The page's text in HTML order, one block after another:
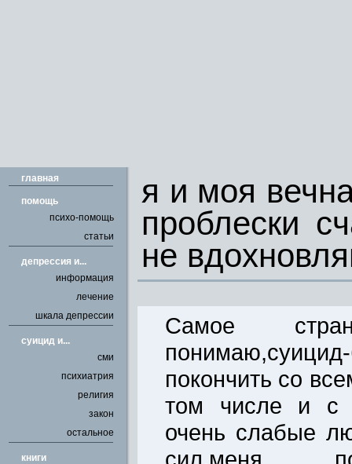
главная
помощь
психо-помощь
статьи
депрессия и...
информация
лечение
шкала депрессии
cуицид и...
сми
психиатрия
религия
закон
остальное
книги
я и моя
проблески
не
Самое
покончить со
том числе и с
очень слабые